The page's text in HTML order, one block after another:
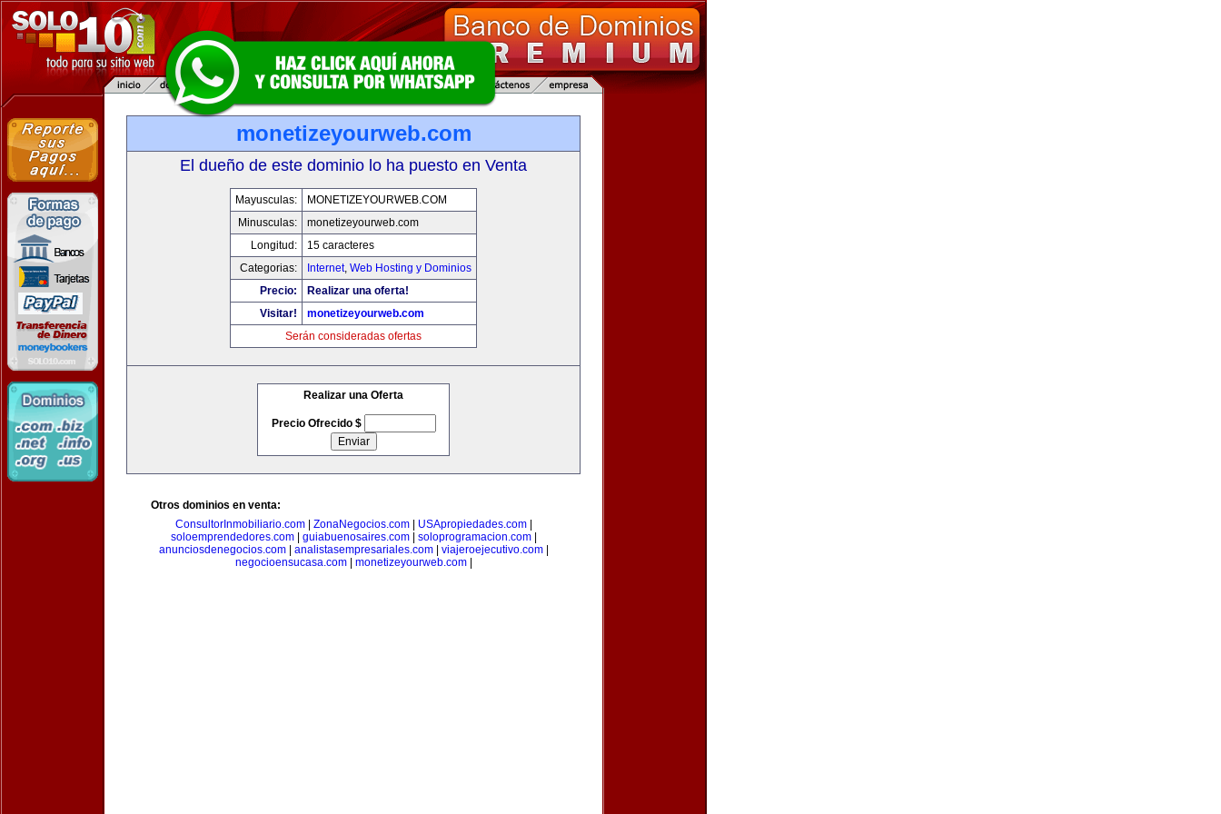
monetizeyourweb.com
El dueño de este dominio lo ha puesto en Venta
Mayusculas:
MONETIZEYOURWEB.COM
Minusculas:
monetizeyourweb.com
Longitud:
15 caracteres
Categorias:
Internet, Web Hosting y Dominios
Precio:
Realizar una oferta!
Visitar!
monetizeyourweb.com
Serán consideradas ofertas
Realizar una Oferta
Precio Ofrecido $
Otros dominios en venta:
ConsultorInmobiliario.com| ZonaNegocios.com| USApropiedades.com|
soloemprendedores.com| guiabuenosaires.com| soloprogramacion.com|
anunciosdenegocios.com| analistasempresariales.com| viajeroejecutivo.com|
negocioensucasa.com| monetizeyourweb.com|